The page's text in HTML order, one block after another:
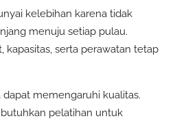
kelebihan karena tidak
menuju setiap pulau.
kapasitas, serta perawatan tetap
dapat memengaruhi kualitas.
pelatihan untuk